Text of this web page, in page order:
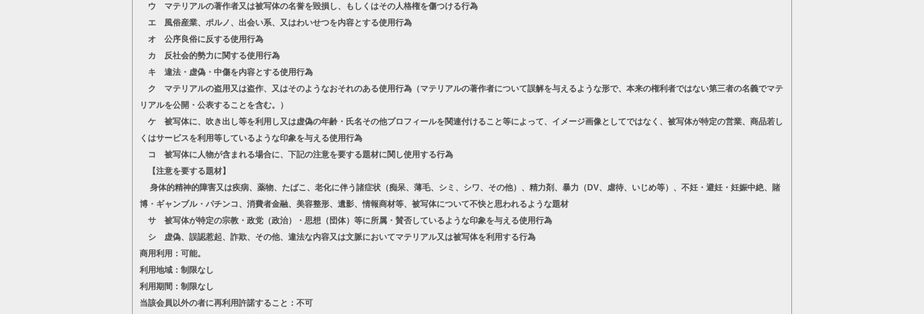
ウ マテリアルの著作者又は被写体の名誉を毀損し、もしくはその人格権を傷つける行為
エ 風俗産業、ポルノ、出会い系、又はわいせつを内容とする使用行為
オ 公序良俗に反する使用行為
カ 反社会的勢力に関する使用行為
キ 違法・虚偽・中傷を内容とする使用行為
ク マテリアルの盗用又は盗作、又はそのようなおそれのある使用行為（マテリアルの著作者について誤解を与えるような形で、本来の権利者ではない第三者の名義でマテ
リアルを公開・公表することを含む。）
ケ 被写体に、吹き出し等を利用し又は虚偽の年齢・氏名その他プロフィールを関連付けること等によって、イメージ画像としてではなく、被写体が特定の営業、商品若し
くはサービスを利用等しているような印象を与える使用行為
コ 被写体に人物が含まれる場合に、下記の注意を要する題材に関し使用する行為
【注意を要する題材】
身体的精神的障害又は疾病、薬物、たばこ、老化に伴う諸症状（痴呆、薄毛、シミ、シワ、その他）、精力剤、暴力（DV、虐待、いじめ等）、不妊・避妊・妊娠中絶、賭
博・ギャンブル・パチンコ、消費者金融、美容整形、遺影、情報商材等、被写体について不快と思われるような題材
サ 被写体が特定の宗教・政党（政治）・思想（団体）等に所属・賛否しているような印象を与える使用行為
シ 虚偽、誤認惹起、詐欺、その他、違法な内容又は文脈においてマテリアル又は被写体を利用する行為
商用利用：可能。
利用地域：制限なし
利用期間：制限なし
当該会員以外の者に再利用許諾すること：不可